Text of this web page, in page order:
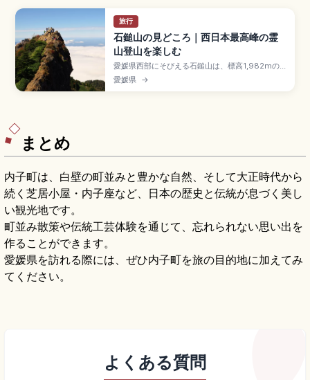
旅行
石鎚山の見どころ｜西日本最高峰の霊
山登山を楽しむ
愛媛県西部にそびえる石鎚山は、標高1,982mの
西日本最高峰であり、古くから山岳信仰の聖地と
して知られる名山です。ロープウェイで気軽に行
愛媛県 →
まとめ
内子町は、白壁の町並みと豊かな自然、そして大正時代から
続く芝居小屋・内子座など、日本の歴史と伝統が息づく美し
い観光地です。
町並み散策や伝統工芸体験を通じて、忘れられない思い出を
作ることができます。
愛媛県を訪れる際には、ぜひ内子町を旅の目的地に加えてみ
てください。
よくある質問